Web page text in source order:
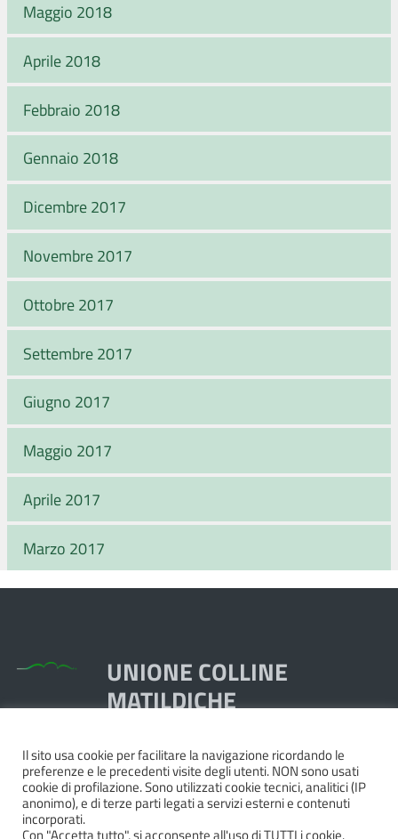
Maggio 2018
Aprile 2018
Febbraio 2018
Gennaio 2018
Dicembre 2017
Novembre 2017
Ottobre 2017
Settembre 2017
Giugno 2017
Maggio 2017
Aprile 2017
Marzo 2017
UNIONE COLLINE
MATILDICHE
Piazza Dante, 1,
42020 Quattro Castella RE
Tel. 0522.249211 - Fax 0522.249298
Pec:unione@pec.collinematildiche.it
Il sito usa cookie per facilitare la navigazione ricordando le
preferenze e le precedenti visite degli utenti. NON sono usati
cookie di profilazione. Sono utilizzati cookie tecnici, analitici (IP
anonimo), e di terze parti legati a servizi esterni e contenuti
incorporati.
Con "Accetta tutto", si acconsente all'uso di TUTTI i cookie.